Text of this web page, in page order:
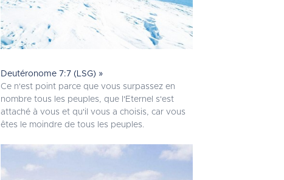
Deutéronome 7:7 (LSG) »
Ce n'est point parce que vous surpassez en
nombre tous les peuples, que l'Eternel s'est
attaché à vous et qu'il vous a choisis, car vous
êtes le moindre de tous les peuples.